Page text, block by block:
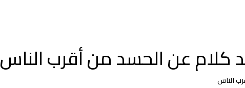
كلام عن الحسد من أقرب الناس
الناس